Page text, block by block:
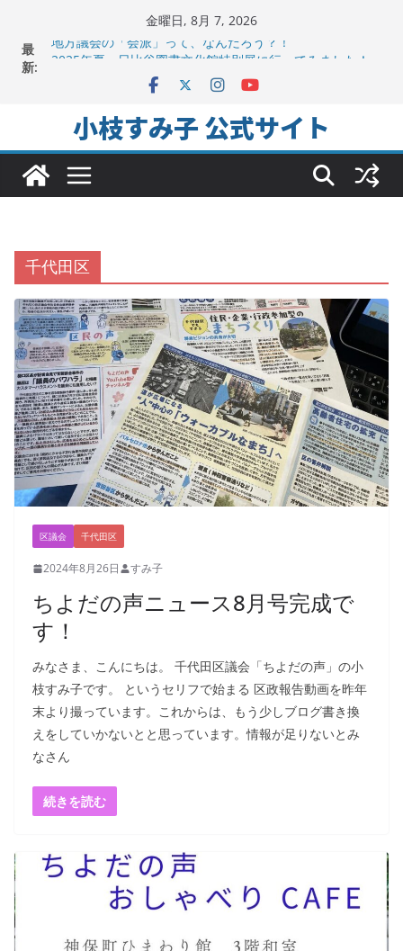
金曜日, 8月 7, 2026
最
新:
地方議会の「会派」って、なんだろう？！
ちよだの声ニュース No,9発信しました！
会」に参加
ヒートアイランド緩和のキーワードは「水と緑と風」
小枝すみ子 公式サイト
千代田区
区議会 千代田区
2024年8月26日 すみ子
ちよだの声ニュース8月号完成で
す！
みなさま、こんにちは。 千代田区議会「ちよだの声」の小
枝すみ子です。 というセリフで始まる 区政報告動画を昨年
末より撮っています。これからは、もう少しブログ書き換
えをしていかないとと思っています。情報が足りないとみ
なさん
続きを読む